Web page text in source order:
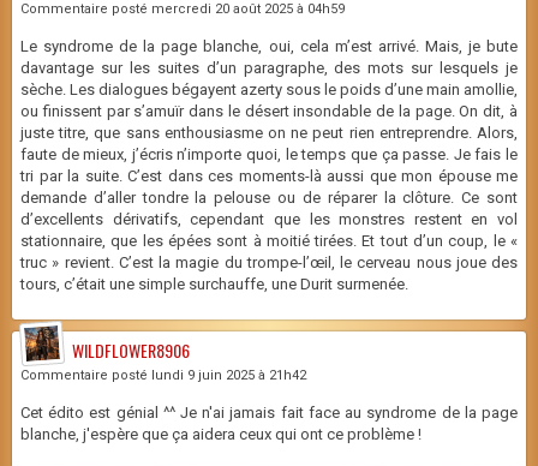
Commentaire posté mercredi 20 août 2025 à 04h59
Le syndrome de la page blanche, oui, cela m’est arrivé. Mais, je bute
davantage sur les suites d’un paragraphe, des mots sur lesquels je
sèche. Les dialogues bégayent azerty sous le poids d’une main amollie,
ou finissent par s’amuïr dans le désert insondable de la page. On dit, à
juste titre, que sans enthousiasme on ne peut rien entreprendre. Alors,
faute de mieux, j’écris n’importe quoi, le temps que ça passe. Je fais le
tri par la suite. C’est dans ces moments-là aussi que mon épouse me
demande d’aller tondre la pelouse ou de réparer la clôture. Ce sont
d’excellents dérivatifs, cependant que les monstres restent en vol
stationnaire, que les épées sont à moitié tirées. Et tout d’un coup, le «
truc » revient. C’est la magie du trompe-l’œil, le cerveau nous joue des
tours, c’était une simple surchauffe, une Durit surmenée.
WILDFLOWER8906
Commentaire posté lundi 9 juin 2025 à 21h42
Cet édito est génial ^^ Je n'ai jamais fait face au syndrome de la page
blanche, j'espère que ça aidera ceux qui ont ce problème !